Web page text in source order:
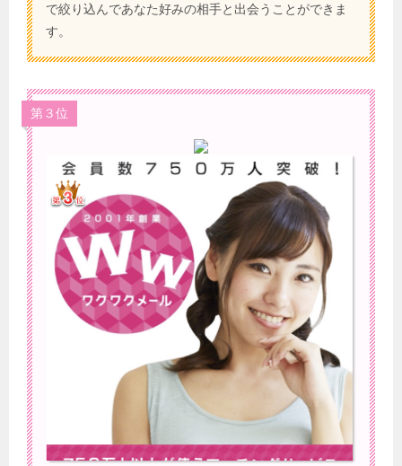
で絞り込んであなた好みの相手と出会うことができま
す。
第３位